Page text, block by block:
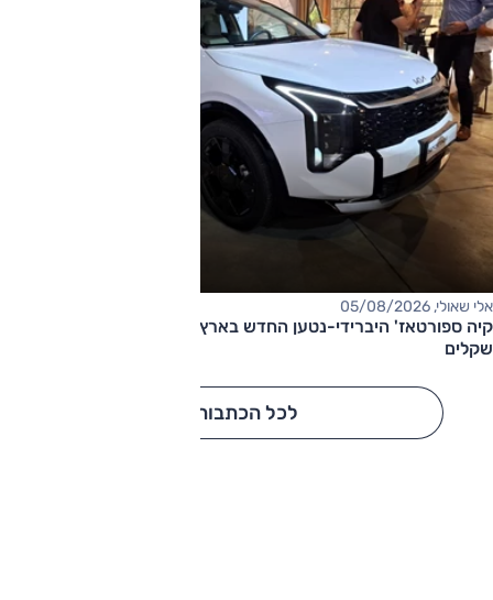
אלי שאולי, 05/08/2026
שקלים
לכל הכתבות